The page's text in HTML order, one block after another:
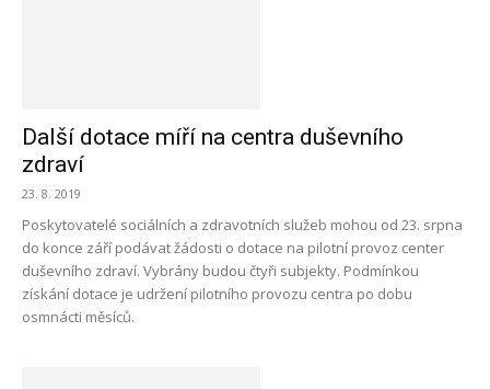
Další dotace míří na centra duševního
zdraví
23. 8. 2019
Poskytovatelé sociálních a zdravotních služeb mohou od 23. srpna
do konce září podávat žádosti o dotace na pilotní provoz center
duševního zdraví. Vybrány budou čtyři subjekty. Podmínkou
získání dotace je udržení pilotního provozu centra po dobu
osmnácti měsíců.